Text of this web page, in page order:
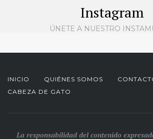
Instagram
ÚNETE A NUESTRO
INICIO QUIÉNES SOMOS
CABEZA DE GATO
La responsabilidad del contenido